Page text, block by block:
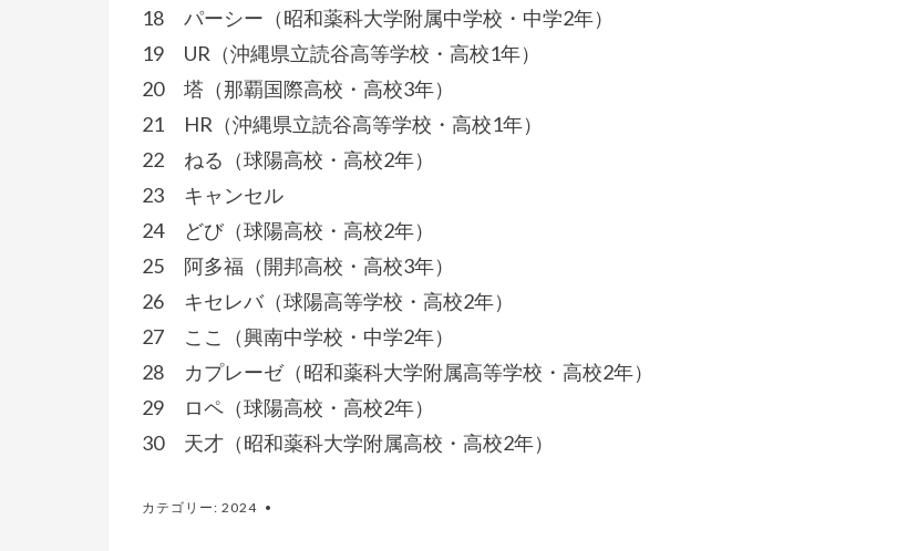
18 パーシー（昭和薬科大学附属中学校・中学2年）
19 UR（沖縄県立読谷高等学校・高校1年）
20 塔（那覇国際高校・高校3年）
21 HR（沖縄県立読谷高等学校・高校1年）
22 ねる（球陽高校・高校2年）
23 キャンセル
24 どび（球陽高校・高校2年）
25 阿多福（開邦高校・高校3年）
26 キセレバ（球陽高等学校・高校2年）
27 ここ（興南中学校・中学2年）
28 カプレーゼ（昭和薬科大学附属高等学校・高校2年）
29 ロペ（球陽高校・高校2年）
30 天才（昭和薬科大学附属高校・高校2年）
カテゴリー: 2024